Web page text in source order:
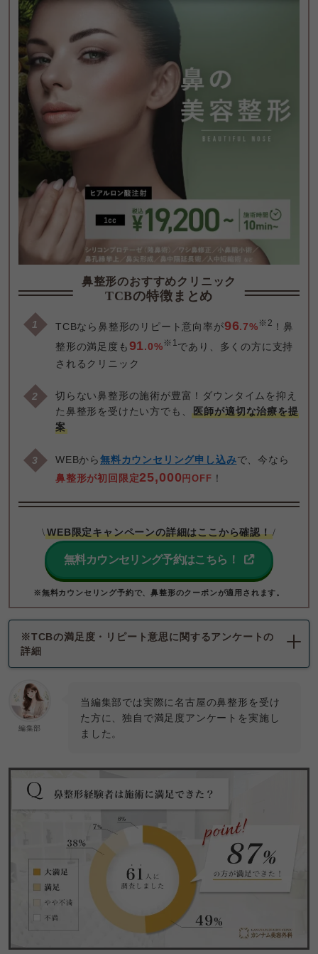
鼻整形のおすすめクリニック
TCBの特徴まとめ
TCBなら鼻整形のリピート意向率が96.7% ※2 ！鼻
整形の満足度も91.0% ※1 であり、多くの方に支持
されるクリニック
切らない鼻整形の施術が豊富！ダウンタイムを抑え
た鼻整形を受けたい方でも、医師が適切な治療を提
案
WEBから無料カウンセリング申し込みで、今なら
鼻整形が初回限定25,000 円OFF ！
\WEB限定キャンペーンの詳細はここから確認！/
無料カウンセリング予約はこちら！
※無料カウンセリング予約で、鼻整形のクーポンが適用されます。
※TCBの満足度・リピート意思に関するアンケートの
詳細
編集部
当編集部では実際に名古屋の鼻整形を受け
た方に、独自で満足度アンケートを実施し
ました。